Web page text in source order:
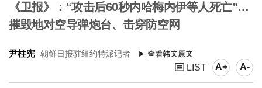
《卫报》：“攻击后60秒内哈梅内伊等人死亡”…
摧毁地对空导弹炮台、击穿防空网
尹柱宪 朝鲜日报驻纽约特派记者
LIST A+ A-